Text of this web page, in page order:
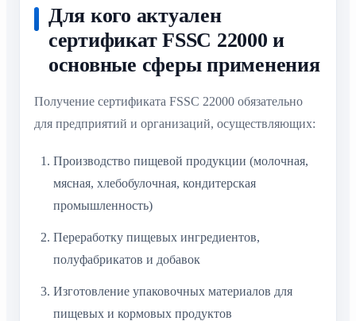
Для кого актуален
сертификат FSSC 22000 и
основные сферы применения
Получение сертификата FSSC 22000 обязательно
для предприятий и организаций, осуществляющих:
Производство пищевой продукции (молочная,
мясная, хлебобулочная, кондитерская
промышленность)
Переработку пищевых ингредиентов,
полуфабрикатов и добавок
Изготовление упаковочных материалов для
пищевых и кормовых продуктов